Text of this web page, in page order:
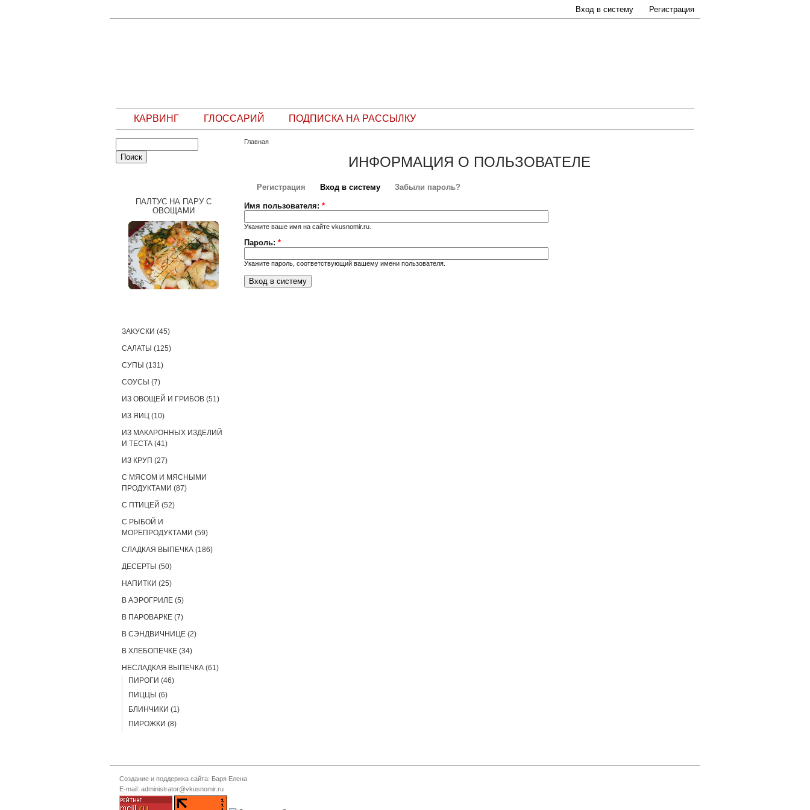
Вход в систему Регистрация
КАРВИНГ ГЛОССАРИЙ ПОДПИСКА НА РАССЫЛКУ
Главная
ИНФОРМАЦИЯ О ПОЛЬЗОВАТЕЛЕ
Регистрация Вход в систему Забыли пароль?
Имя пользователя: *
Укажите ваше имя на сайте vkusnomir.ru.
Пароль: *
Укажите пароль, соответствующий вашему имени пользователя.
ПАЛТУС НА ПАРУ С
ОВОЩАМИ
ЗАКУСКИ (45)
САЛАТЫ (125)
СУПЫ (131)
СОУСЫ (7)
ИЗ ОВОЩЕЙ И ГРИБОВ (51)
ИЗ ЯИЦ (10)
ИЗ МАКАРОННЫХ ИЗДЕЛИЙ
И ТЕСТА (41)
ИЗ КРУП (27)
С МЯСОМ И МЯСНЫМИ
ПРОДУКТАМИ (87)
С ПТИЦЕЙ (52)
С РЫБОЙ И
МОРЕПРОДУКТАМИ (59)
СЛАДКАЯ ВЫПЕЧКА (186)
ДЕСЕРТЫ (50)
НАПИТКИ (25)
В АЭРОГРИЛЕ (5)
В ПАРОВАРКЕ (7)
В СЭНДВИЧНИЦЕ (2)
В ХЛЕБОПЕЧКЕ (34)
НЕСЛАДКАЯ ВЫПЕЧКА (61)
ПИРОГИ (46)
ПИЦЦЫ (6)
БЛИНЧИКИ (1)
ПИРОЖКИ (8)
Создание и поддержка сайта: Баря Елена
E-mail: administrator@vkusnomir.ru